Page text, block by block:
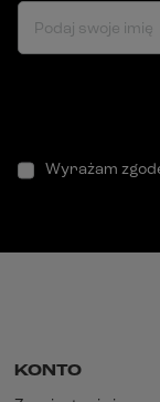
Podaj swoje imię
Wyrażam
KONTO